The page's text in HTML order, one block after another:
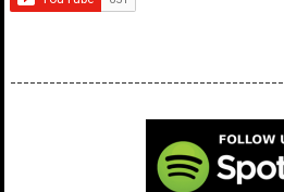
------------------------------------------